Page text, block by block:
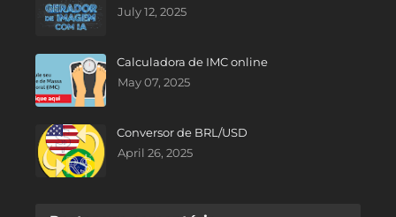
July 12, 2025
Calculadora de IMC online
May 07, 2025
Conversor de BRL/USD
April 26, 2025